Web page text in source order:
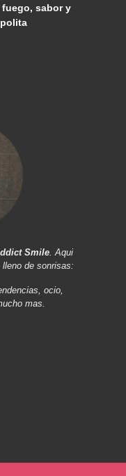
sabor y
Smile. Aqui
de sonrisas:
ocio,
mas.